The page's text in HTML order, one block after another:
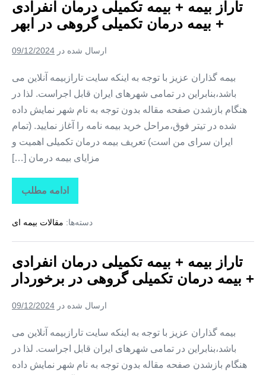
+
بیمه
درمان
تکمیلی
در
تاراز بیمه + بیمه تکمیلی درمان انفرادی
+ بیمه درمان تکمیلی گروهی در ابهر
ارسال شده در 09/12/2024
بیمه گذاران عزیز با توجه به اینکه سایت تارازبیمه آنلاین می
باشد،بنابراین در تمامی شهرهای ایران قابل اجراست. لذا در
هنگام بازشدن صفحه مقاله بدون توجه به نام شهر نمایش داده
شده در تیتر فوق،مراحل خرید بیمه نامه را آغاز نمایید. (تمام
ایران سرای من است) تعریف بیمه درمان تکمیلی اهمیت و
مزایای بیمه درمان […]
ادامه مطلب
تاراز
بیمه
بیمه
درمان
+
بیمه
درمان
تکمیلی
در
دسته‌ها: مقالات بیمه ای
تاراز بیمه + بیمه تکمیلی درمان انفرادی
+ بیمه درمان تکمیلی گروهی در برخوردار
ارسال شده در 09/12/2024
بیمه گذاران عزیز با توجه به اینکه سایت تارازبیمه آنلاین می
باشد،بنابراین در تمامی شهرهای ایران قابل اجراست. لذا در
هنگام بازشدن صفحه مقاله بدون توجه به نام شهر نمایش داده